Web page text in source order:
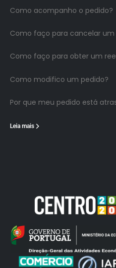
Como acompanho o pedido?
Como faço para cancelar um
Como faço para obter um
Como modifico um pedido?
Por que meu pedido está
Leia mais